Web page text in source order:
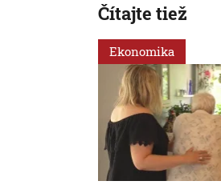
Čítajte tiež
Ekonomika